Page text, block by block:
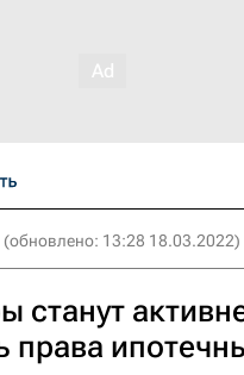
(обновлено: 13:28 18.03.2022)
станут
права